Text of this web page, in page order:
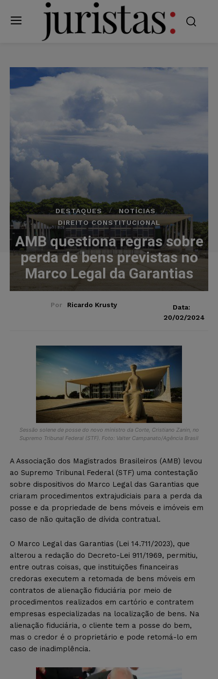
DESTAQUES
NOTÍCIAS
DIREITO CONSTITUCIONAL
AMB questiona regras sobre
perda de bens previstas no
Marco Legal da Garantias
Por Ricardo Krusty
Data:
20/02/2024
Sessão solene de posse do novo ministro da Corte, Cristiano Zanin, no
Supremo Tribunal Federal (STF). Foto: Valter Campanato/Agência Brasil
A Associação dos Magistrados Brasileiros (AMB) levou
ao Supremo Tribunal Federal (STF) uma contestação
sobre dispositivos do Marco Legal das Garantias que
criaram procedimentos extrajudiciais para a perda da
posse e da propriedade de bens móveis e imóveis em
caso de não quitação de dívida contratual.
O Marco Legal das Garantias (Lei 14.711/2023), que
alterou a redação do Decreto-Lei 911/1969, permitiu,
entre outras coisas, que instituições financeiras
credoras executem a retomada de bens móveis em
contratos de alienação fiduciária por meio de
procedimentos realizados em cartório e contratem
empresas especializadas na localização de bens. Na
alienação fiduciária, o cliente tem a posse do bem,
mas o credor é o proprietário e pode retomá-lo em
caso de inadimplência.